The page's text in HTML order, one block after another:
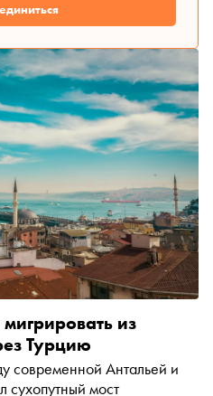
из
Турцию
современной Антальей и
сухопутный мост